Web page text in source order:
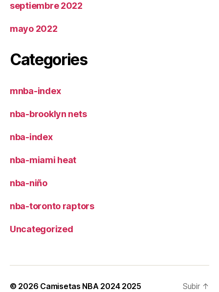
septiembre 2022
mayo 2022
Categories
mnba-index
nba-brooklyn nets
nba-index
nba-miami heat
nba-niño
nba-toronto raptors
Uncategorized
© 2026 Camisetas NBA 2024 2025 Subir ↑